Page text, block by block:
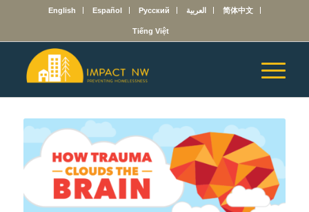
English Español Русский العربية 简体中文
Tiếng Việt